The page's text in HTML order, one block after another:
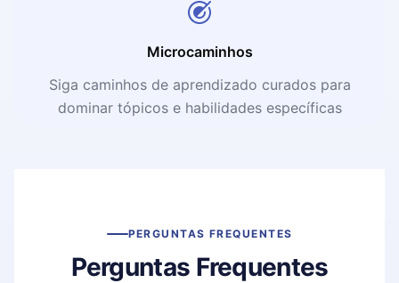
Microcaminhos
Siga caminhos de aprendizado curados para
dominar tópicos e habilidades específicas
PERGUNTAS FREQUENTES
Perguntas Frequentes